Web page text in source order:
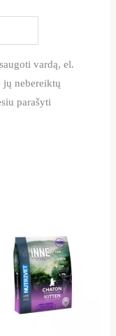
vardą, el.
jų nebereiktų
parašyti